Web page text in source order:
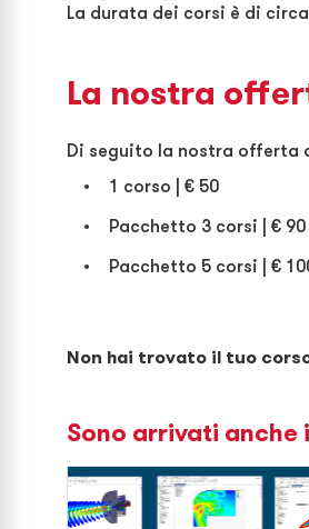
La durata dei corsi è di circa
La nostra
Di seguito la nostra offerta
1 corso | € 50
Pacchetto 3 corsi | € 90
Pacchetto 5 corsi | €
Non hai trovato il tuo
Sono arrivati anche